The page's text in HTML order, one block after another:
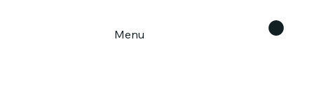
Menu